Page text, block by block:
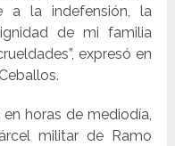
a la indefensión, la
de mi familia
expresó en
horas de mediodía,
militar de Ramo